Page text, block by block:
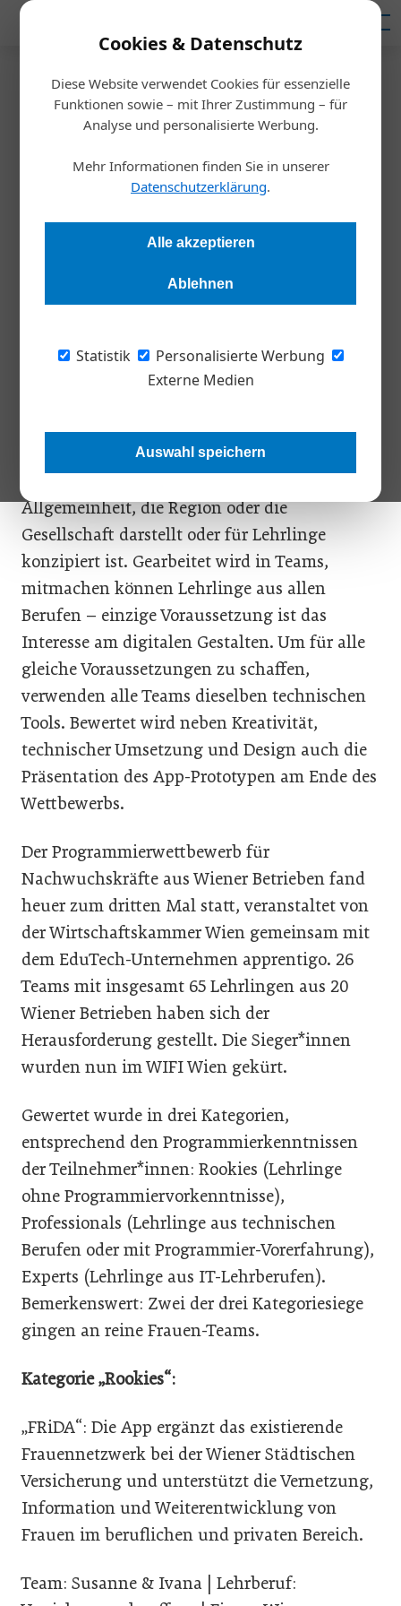
Cookies & Datenschutz
Diese Website verwendet Cookies für essenzielle
Funktionen sowie – mit Ihrer Zustimmung – für
Analyse und personalisierte Werbung.
Mehr Informationen finden Sie in unserer
Datenschutzerklärung.
Alle akzeptieren
Ablehnen
Statistik
Personalisierte Werbung
Externe Medien
Auswahl speichern
Startseite/Meldungen
Wiener Lehrlinge als
erfolgreiche App-Entwickler
Beim 3. Wiener Lehrlingshackathon wurden neue
Anwendungen für Frauen-Förderung, Klimaschutz und
Der Lehrlingshackathon ist ein Programmier-
Betrieben. Dabei ist binnen 8 Stunden das
Grundgerüst einer App zu erstellen, die einen
Allgemeinheit, die Region oder die
Gesellschaft darstellt oder für Lehrlinge
konzipiert ist. Gearbeitet wird in Teams,
mitmachen können Lehrlinge aus allen
Berufen – einzige Voraussetzung ist das
Interesse am digitalen Gestalten. Um für alle
gleiche Voraussetzungen zu schaffen,
verwenden alle Teams dieselben technischen
Tools. Bewertet wird neben Kreativität,
technischer Umsetzung und Design auch die
Präsentation des App-Prototypen am Ende des
Wettbewerbs.
Der Programmierwettbewerb für
Nachwuchskräfte aus Wiener Betrieben fand
heuer zum dritten Mal statt, veranstaltet von
der Wirtschaftskammer Wien gemeinsam mit
dem EduTech-Unternehmen apprentigo. 26
Teams mit insgesamt 65 Lehrlingen aus 20
Wiener Betrieben haben sich der
Herausforderung gestellt. Die Sieger*innen
wurden nun im WIFI Wien gekürt.
Gewertet wurde in drei Kategorien,
entsprechend den Programmierkenntnissen
der Teilnehmer*innen: Rookies (Lehrlinge
ohne Programmiervorkenntnisse),
Professionals (Lehrlinge aus technischen
Berufen oder mit Programmier-Vorerfahrung),
Experts (Lehrlinge aus IT-Lehrberufen).
Bemerkenswert: Zwei der drei Kategoriesiege
gingen an reine Frauen-Teams.
Kategorie „Rookies“:
„FRiDA“: Die App ergänzt das existierende
Frauennetzwerk bei der Wiener Städtischen
Versicherung und unterstützt die Vernetzung,
Information und Weiterentwicklung von
Frauen im beruflichen und privaten Bereich.
Team: Susanne & Ivana | Lehrberuf: